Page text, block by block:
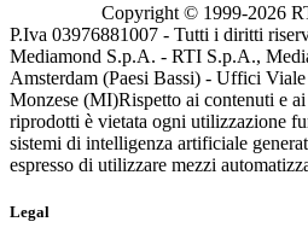
Copyright © 1999-2026
P.Iva 03976881007 - Tutti i diritti
Mediamond S.p.A. - RTI S.p.A.,
Amsterdam (Paesi Bassi) - Uffici
Monzese (MI)Rispetto ai contenuti e
riprodotti è vietata ogni utilizzazione
sistemi di intelligenza artificiale
espresso di utilizzare mezzi
Legal